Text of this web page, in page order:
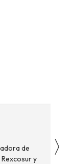
de
y
〉